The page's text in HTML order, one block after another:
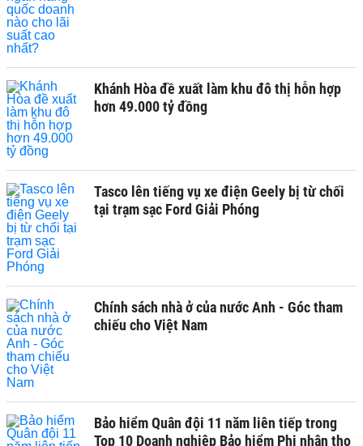
Khánh Hòa đề xuất làm khu đô thị hỗn hợp
hơn 49.000 tỷ đồng
Tasco lên tiếng vụ xe điện Geely bị từ chối
tại trạm sạc Ford Giải Phóng
Chính sách nhà ở của nước Anh - Góc tham
chiếu cho Việt Nam
Bảo hiểm Quân đội 11 năm liên tiếp trong
Top 10 Doanh nghiệp Bảo hiểm Phi nhân thọ